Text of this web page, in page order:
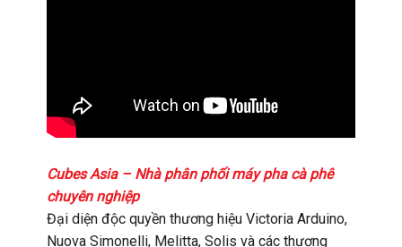
Cubes Asia – Nhà phân phối máy pha cà phê
chuyên nghiệp
Đại diện độc quyền thương hiệu Victoria Arduino,
Nuova Simonelli, Melitta, Solis và các thương